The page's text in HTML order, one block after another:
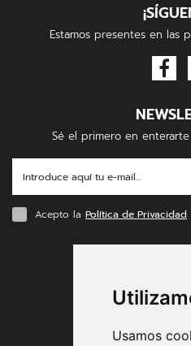
Usamos
Estamos presentes en las
Sé el primero en
Acepto la Política de Privacidad